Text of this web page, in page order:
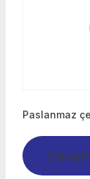
Paslanmaz